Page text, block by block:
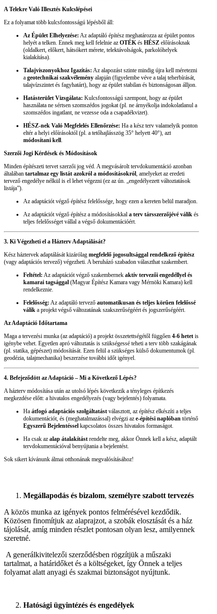
A Telekre Való Illesztés Kulcslépései
Ez a folyamat több kulcsfontosságú lépésből áll:
Az Épület Elhelyezése: Az adaptáló építész meghatározza az épület pontos
helyét a telken. Ennek meg kell felelnie az OTÉK és HÉSZ előírásoknak
(oldalkert, előkert, hátsókert mérete, telektávolságok, parkolóhelyek
kialakítása).
Talajviszonyokhoz Igazítás: Az alapozást szinte mindig újra kell méretezni
a geotechnikai szakvélemény alapján (figyelembe véve a talaj teherbírását,
talajvízszintet és fagyhatárt), hogy az épület stabilan és biztonságosan álljon.
Hatásterület Vizsgálata: Kulcsfontosságú szempont, hogy az épület
használata ne sértsen szomszédos jogokat (pl. ne árnyékolja indokolatlanul a
szomszédos ingatlant, ne vezesse oda a csapadékvizet).
HÉSZ-nek Való Megfelelés Ellenőrzése: Ha a kész terv valamelyik ponton
eltér a helyi előírásoktól (pl. a tetőhajlásszög 35° helyett 40°), azt
módosítani kell
Szerzői Jogi Kérdések és Módosítások
Minden építészeti tervet szerzői jog véd. A megvásárolt tervdokumentáció azonban
általában tartalmaz egy listát azokról a módosításokról , amelyeket az eredeti
tervező engedélye nélkül is el lehet végezni (ez az ún. „engedélyezett változtatások
listája”).
Az adaptációt végző építész felelőssége, hogy ezen a kereten belül maradjon.
Az adaptációt végző építész a módosításokkal a terv társszerzőjévé válik és
teljes felelősséget vállal a végső dokumentációért.
3. Ki Végezheti el a Házterv Adaptálását?
Kész háztervek adaptálását kizárólag megfelelő jogosultsággal rendelkező építész
(vagy adaptációs tervező) végezheti. A beruházó szabadon választhat szakembert.
Feltétel: Az adaptációt végző szakembernek aktív tervezői engedéllyel és
kamarai tagsággal (Magyar Építész Kamara vagy Mérnöki Kamara) kell
rendelkeznie.
Felelősség: Az adaptáló tervező automatikusan és teljes körűen felelőssé
válik a projekt végső változatának szakszerűségéért és jogszerűségéért.
Az Adaptáció Időtartama
Maga a tervezési munka (az adaptáció) a projekt összetettségétől függően 4-6 hetet is
igénybe vehet. Egyetlen apró változtatás is szükségessé teheti a terv több szakágának
(pl. statika, gépészet) módosítását. Ezen felül a szükséges külső dokumentumok (pl.
geodézia, talajmechanika) beszerzése további időt igényel.
4. Befejeződött az Adaptáció – Mi a Következő Lépés?
A házterv módosítása után az utolsó lépés következik a tényleges építkezés
megkezdése előtt: a hivatalos engedélyezés (vagy bejelentés) folyamata.
Ha átfogó adaptációs szolgáltatást választott, az építész elkészíti a teljes
dokumentációt, és (meghatalmazással) elvégzi az e-építési naplóban történő
Egyszerű Bejelentéssel kapcsolatos összes hivatalos formaságot.
Ha csak az alap átalakítást rendelte meg, akkor Önnek kell a kész, adaptált
tervdokumentációval benyújtania a bejelentést.
Sok sikert kívánunk álmai otthonának megvalósításához!
Megállapodás és bizalom, személyre szabott tervezés
A közös munka az igények pontos felmérésével kezdődik.
Közösen finomítjuk az alaprajzot, a szobák elosztását és a ház
tájolását, amíg minden részlet pontosan olyan lesz, amilyennek
szeretné.
A generálkivitelezői szerződésben rögzítjük a műszaki
tartalmat, a határidőket és a költségeket, így Önnek a teljes
folyamat alatt anyagi és szakmai biztonságot nyújtunk.
Hatósági ügyintézés és engedélyek